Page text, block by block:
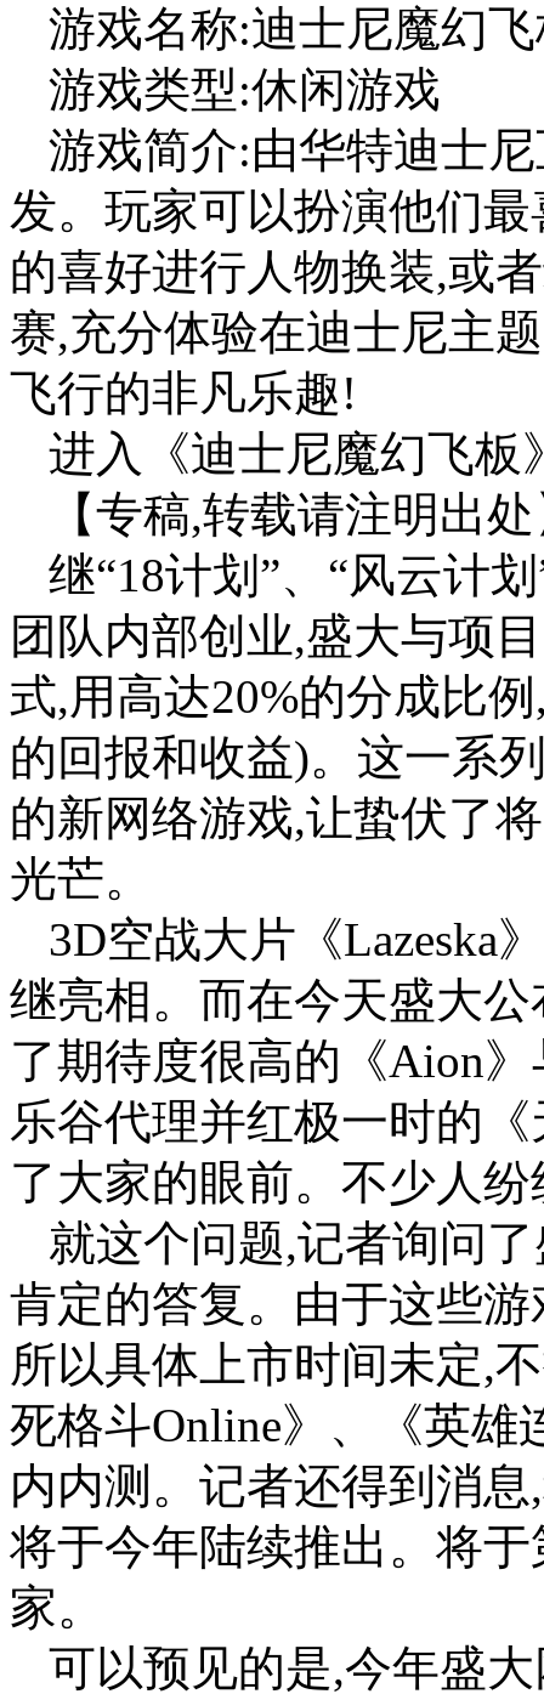
游戏名称:迪士尼魔幻
游戏类型:休闲游戏
游戏简介:由华特迪士
发。玩家可以扮演他们
的喜好进行人物换装,或
赛,充分体验在迪士尼主
飞行的非凡乐趣!
进入《迪士尼魔幻飞板
【专稿,转载请注明出
继“18计划”、“风云计
团队内部创业,盛大与项
式,用高达20%的分成比
的回报和收益)。这一系
的新网络游戏,让蛰伏了
光芒。
3D空战大片《Lazeska
继亮相。而在今天盛大
了期待度很高的《Aion
乐谷代理并红极一时的
了大家的眼前。不少人
就这个问题,记者询问
肯定的答复。由于这些
所以具体上市时间未定,
死格斗Online》、《英雄
内内测。记者还得到消
将于今年陆续推出。将
家。
可以预见的是,今年盛